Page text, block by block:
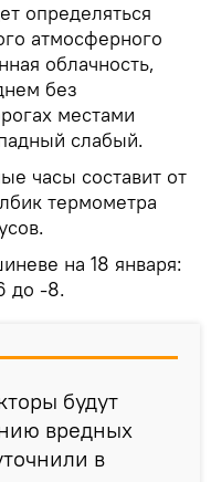
определяться
атмосферного
облачность,
без
местами
слабый.
часы составит от
термометра
на 18 января:
до -8.
будут
вредных
в